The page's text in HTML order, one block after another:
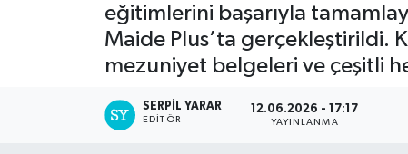
eğitimlerini başarıyla
Maide Plus’ta gerçekleştirildi.
mezuniyet belgeleri ve çeşitli
SERPİL YARAR
EDITÖR
12.06.2026 - 17:17
YAYINLANMA
Haber Arşivi